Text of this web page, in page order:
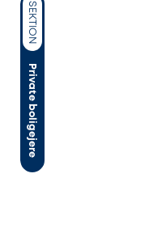
SEKTION
Private boligejere